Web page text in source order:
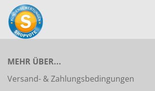
MEHR ÜBER...
Versand- & Zahlungsbedingungen